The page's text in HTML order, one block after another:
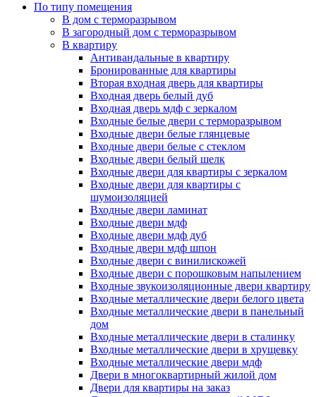
По типу помещения
В дом с терморазрывом
В загородный дом с терморазрывом
В квартиру
Антивандальные в квартиру
Бронированные для квартиры
Вторая входная дверь для квартиры
Входная дверь белый дуб
Входная дверь мдф с зеркалом
Входные белые двери с терморазрывом
Входные двери белые глянцевые
Входные двери белые с стеклом
Входные двери белый шелк
Входные двери для квартиры с зеркалом
Входные двери для квартиры с
шумоизоляцией
Входные двери ламинат
Входные двери мдф
Входные двери мдф дуб
Входные двери мдф шпон
Входные двери с винилискожей
Входные двери с порошковым напылением
Входные звукоизоляционные двери квартиру
Входные металлические двери белого цвета
Входные металлические двери в панельный
дом
Входные металлические двери в сталинку
Входные металлические двери в хрущевку
Входные металлические двери мдф
Двери в многоквартирный жилой дом
Двери для квартиры на заказ